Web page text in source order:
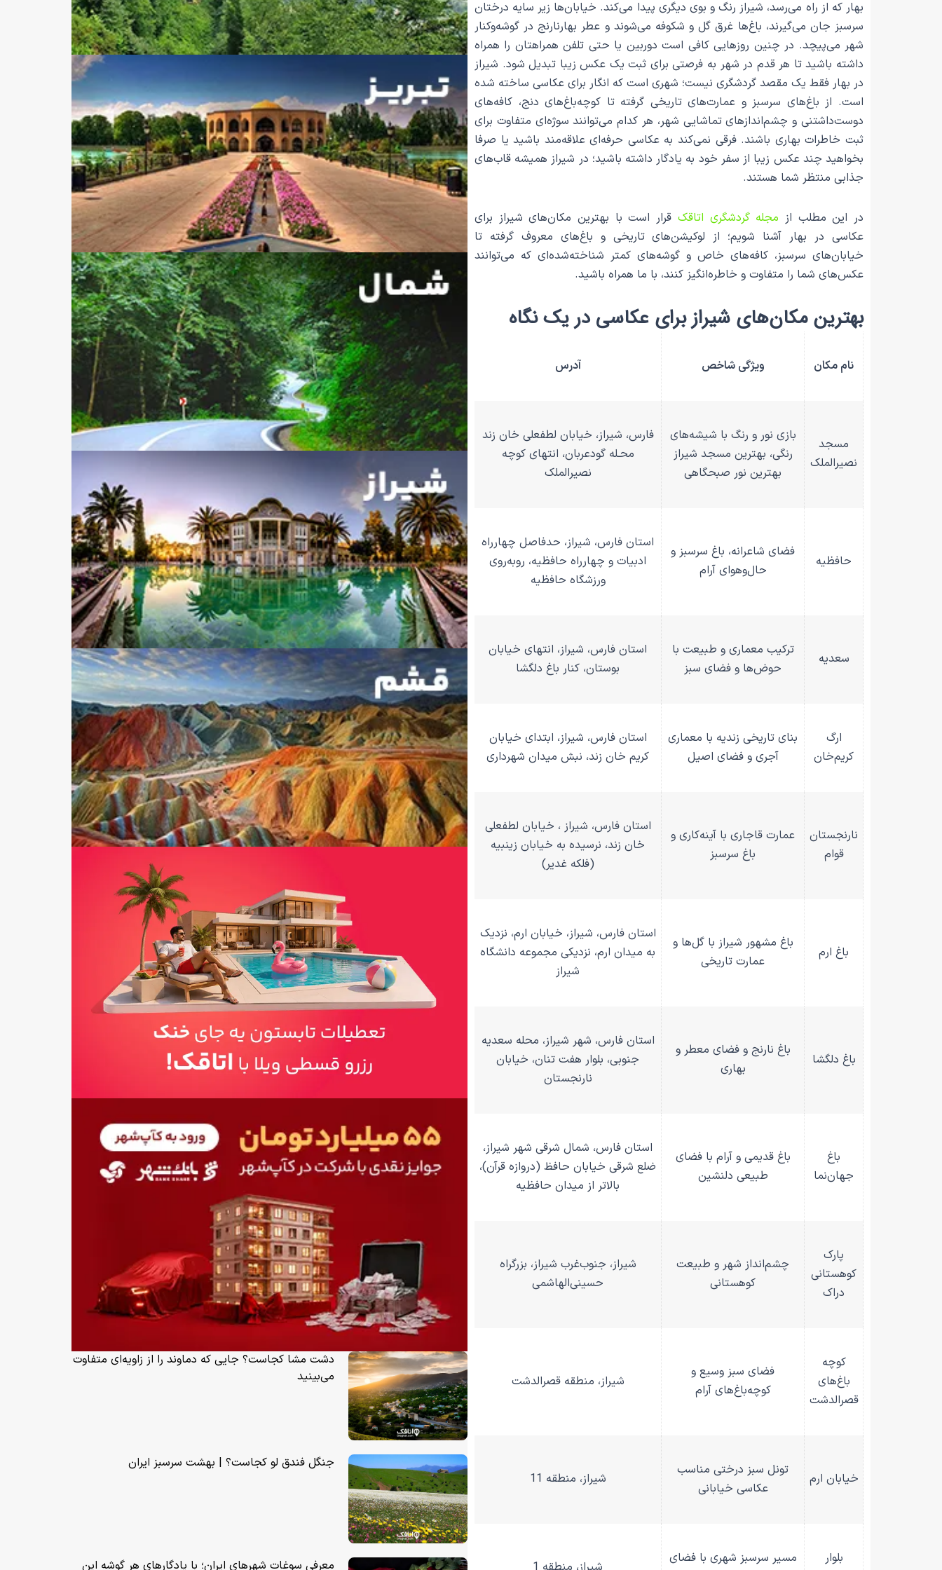
بهار که از راه می‌رسد، شیراز رنگ و بوی دیگری پیدا می‌کند. خیابان‌ها زیر سایه درختان
سرسبز جان می‌گیرند، باغ‌ها غرق گل و شکوفه می‌شوند و عطر بهارنارنج در گوشه‌وکنار
شهر می‌پیچد. در چنین روزهایی کافی است دوربین یا حتی تلفن همراهتان را همراه
داشته باشید تا هر قدم در شهر به فرصتی برای ثبت یک عکس زیبا تبدیل شود. شیراز
در بهار فقط یک مقصد گردشگری نیست؛ شهری است که انگار برای عکاسی ساخته شده
است. از باغ‌های سرسبز و عمارت‌های تاریخی گرفته تا کوچه‌باغ‌های دنج، کافه‌های
دوست‌داشتنی و چشم‌اندازهای تماشایی شهر، هر کدام می‌توانند سوژه‌ای متفاوت برای
ثبت خاطرات بهاری باشند. فرقی نمی‌کند به عکاسی حرفه‌ای علاقه‌مند باشید یا صرفا
بخواهید چند عکس زیبا از سفر خود به یادگار داشته باشید؛ در شیراز همیشه قاب‌های
جذابی منتظر شما هستند.
در این مطلب از مجله گردشگری اتاقک قرار است با بهترین مکان‌های شیراز برای
عکاسی در بهار آشنا شویم؛ از لوکیشن‌های تاریخی و باغ‌های معروف گرفته تا
خیابان‌های سرسبز، کافه‌های خاص و گوشه‌های کمتر شناخته‌شده‌ای که می‌توانند
عکس‌های شما را متفاوت و خاطره‌انگیز کنند، با ما همراه باشید.
بهترین مکان‌های شیراز برای عکاسی در یک نگاه
نام مکان ویژگی شاخص آدرس
مسجد
نصیرالملک
بازی نور و رنگ با شیشه‌های
رنگی، بهترین مسجد شیراز
بهترین نور صبحگاهی
فارس، شیراز، خیابان لطفعلی خان زند
محـله گودعربان، انتهای کوچه
نصیرالملک
حافظیه
فضای شاعرانه، باغ سرسبز و
حال‌وهوای آرام
استان فارس، شیراز، حدفاصل چهارراه
ادبیات و چهارراه حافظیه، رو‌به‌روی
ورزشگاه حافظیه
سعدیه
ترکیب معماری و طبیعت با
حوض‌ها و فضای سبز
استان فارس، شیراز، انتهای خیابان
بوستان، کنار باغ دلگشا
ارگ
کریم‌خان
بنای تاریخی زندیه با معماری
آجری و فضای اصیل
استان فارس، شیراز، ابتدای خیابان
کریم خان زند، نبش میدان شهرداری
نارنجستان
قوام
عمارت قاجاری با آینه‌کاری و
باغ سرسبز
استان فارس، شیراز ، خیابان لطفعلی
خان زند، نرسیده به خیابان زینبیه
(فلکه غدیر)
باغ ارم
باغ مشهور شیراز با گل‌ها و
عمارت تاریخی
استان فارس، شیراز، خیابان ارم، نزدیک
به میدان ارم، نزدیکی مجموعه‌ دانشگاه
شیراز
باغ دلگشا
باغ نارنج و فضای معطر و
بهاری
استان فارس، شهر شیراز، محله سعدیه
جنوبی، بلوار هفت تنان، خیابان
نارنجستان
باغ
جهان‌نما
باغ قدیمی و آرام با فضای
طبیعی دلنشین
استان فارس، شمال شرقی شهر شیراز،
ضلع شرقی خیابان حافظ (دروازه قرآن)،
بالاتر از میدان حافظیه
پارک
کوهستانی
دراک
چشم‌انداز شهر و طبیعت
کوهستانی
شیراز، جنوب‌غرب شیراز، بزرگراه
حسینی‌الهاشمی
کوچه
باغ‌های
قصرالدشت
فضای سبز وسیع و
کوچه‌باغ‌های آرام
شیراز، منطقه قصرالدشت
خیابان ارم
تونل سبز درختی مناسب
عکاسی خیابانی
شیراز، منطقه 11
بلوار
مسیر سرسبز شهری با فضای
دشت مشا کجاست؟ جایی که دماوند را از زاویه‌ای متفاوت
می‌بینید
جنگل فندق لو کجاست؟ | بهشت سرسبز ایران
معرفی سوغات شهرهای ایران؛ با یادگارهای هر گوشه این